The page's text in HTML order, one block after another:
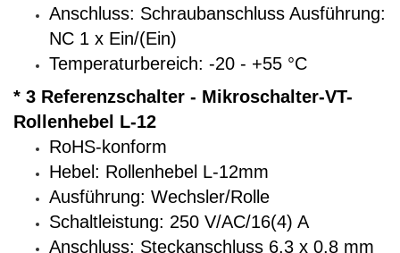
Anschluss: Schraubanschluss Ausführung:
NC 1 x Ein/(Ein)
Temperaturbereich: -20 - +55 °C
* 3 Referenzschalter - Mikroschalter-VT-
Rollenhebel L-12
RoHS-konform
Hebel: Rollenhebel L-12mm
Ausführung: Wechsler/Rolle
Schaltleistung: 250 V/AC/16(4) A
Anschluss: Steckanschluss 6.3 x 0.8 mm